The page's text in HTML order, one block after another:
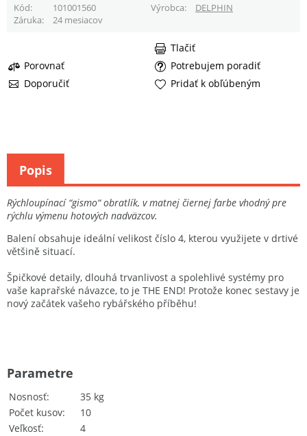
Kód 101001560 Výrobca
DELPHIN
Záruka
24 mesiacov
Porovnať
Potrebujem poradiť
Doporučiť
Tlačiť
Pridať k obľúbeným
Rýchloupínací “gismo“ obratlík, v matnej čiernej farbe vhodný pre
rýchlu výmenu hotových nadväzcov.
Balení obsahuje ideální velikost číslo 4, kterou využijete v drtivé
většině situací.
Špičkové detaily, dlouhá trvanlivost a spolehlivé systémy pro
vaše kaprařské návazce, to je THE END! Protože konec sestavy je
nový začátek vašeho rybářského příběhu!
Nosnosť
35 kg
Počet kusov
10
Veľkosť
4
Parametre
Popis